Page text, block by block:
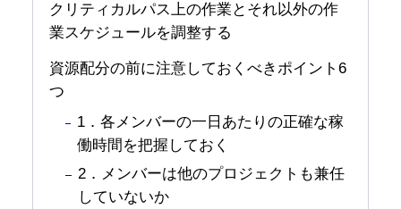
クリティカルパス上の作業とそれ以外の作
業スケジュールを調整する
資源配分の前に注意しておくべきポイント6
つ
1．各メンバーの一日あたりの正確な稼
働時間を把握しておく
2．メンバーは他のプロジェクトも兼任
していないか